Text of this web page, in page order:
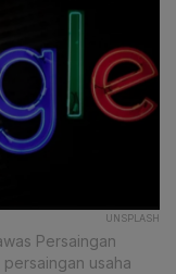
UNSPLASH
Persaingan
usaha